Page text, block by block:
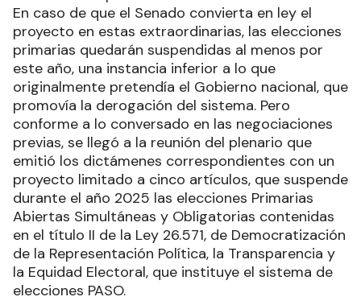
En caso de que el Senado convierta en ley el
proyecto en estas extraordinarias, las elecciones
primarias quedarán suspendidas al menos por
este año, una instancia inferior a lo que
originalmente pretendía el Gobierno nacional, que
promovía la derogación del sistema. Pero
conforme a lo conversado en las negociaciones
previas, se llegó a la reunión del plenario que
emitió los dictámenes correspondientes con un
proyecto limitado a cinco artículos, que suspende
durante el año 2025 las elecciones Primarias
Abiertas Simultáneas y Obligatorias contenidas
en el título II de la Ley 26.571, de Democratización
de la Representación Política, la Transparencia y
la Equidad Electoral, que instituye el sistema de
elecciones PASO.